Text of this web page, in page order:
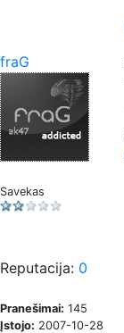
fraG
Savekas
Reputacija: 0
Pranešimai: 145
Įstojo: 2007-10-28